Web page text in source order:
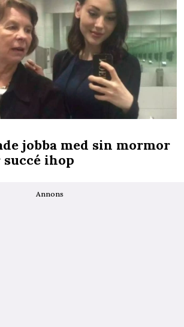
jobba med sin mormor
ihop
Annons